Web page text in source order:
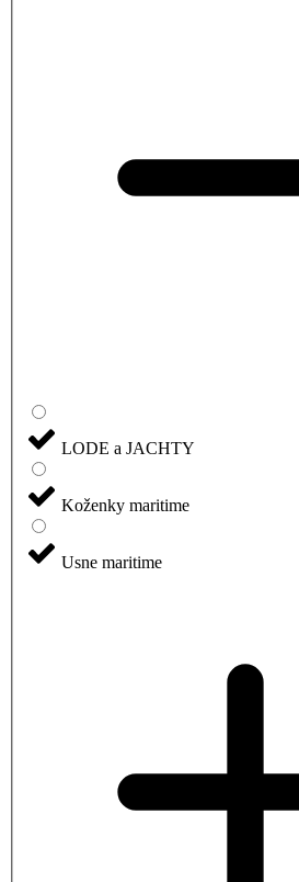
LODE a JACHTY
Koženky maritime
Usne maritime